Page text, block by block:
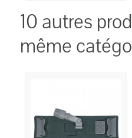
10 autres
même